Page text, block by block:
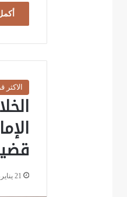
الاكثر
21 يناير، 2026